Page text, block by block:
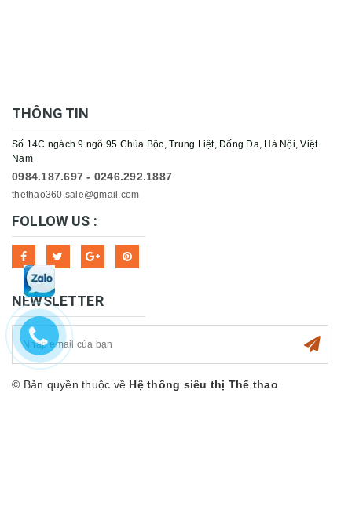
THÔNG TIN
Số 14C ngách 9 ngõ 95 Chùa Bộc, Trung Liệt, Đống Đa, Hà Nội, Việt
Nam
0984.187.697 - 0246.292.1887
thethao360.sale@gmail.com
FOLLOW US :
NEWSLETTER
© Bản quyền thuộc về Hệ thống siêu thị Thể thao